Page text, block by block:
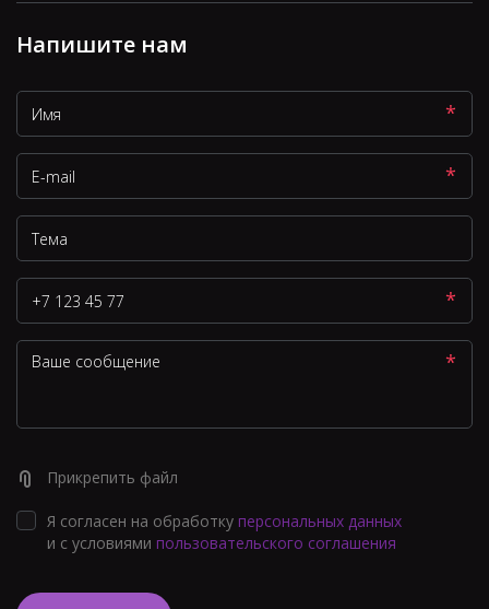
Напишите нам
*
*
*
*
Прикрепить файл
Я согласен на обработку персональных данных
и с условиями пользовательского соглашения